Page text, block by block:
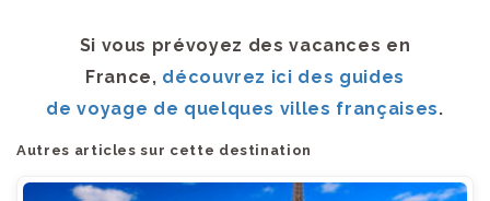
Si vous prévoyez des vacances en
France, découvrez ici des guides
de voyage de quelques villes françaises.
Autres articles sur cette destination